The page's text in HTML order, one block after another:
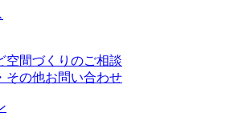
空間づくりのご相談
その他お問い合わせ